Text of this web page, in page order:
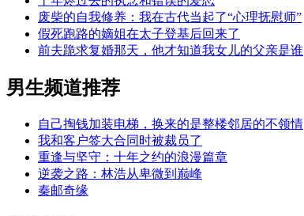
废柴的自我修养：我在古代当起了“心理抚慰师”
假死跑路的嫡姐在太子登基后回来了
前夫跪求复婚那天，他才知道我女儿的父亲是谁
男生频道推荐
自己掏钱加装电梯，换来的是整楼邻居的不领情
我和客户签大合同时被裁员了
重逢与坚守：十年之约的浪漫篇章
逆袭之路：林浩从卑微到巅峰
秦邮奇缘